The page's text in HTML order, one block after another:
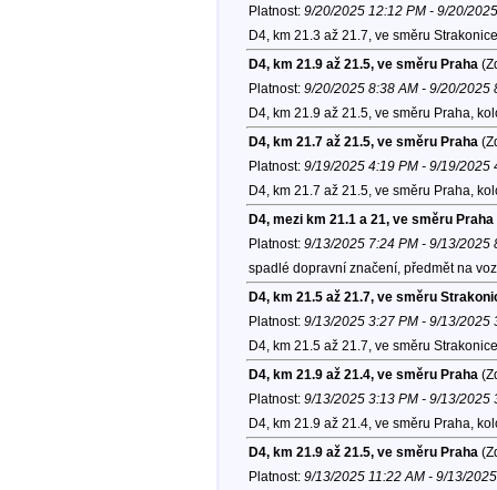
Platnost: 9/20/2025 12:12 PM - 9/20/
D4, km 21.3 až 21.7, ve směru
D4, km 21.9 až 21.5, ve směru Praha
Platnost: 9/20/2025 8:38 AM - 9/20/2025
D4, km 21.9 až 21.5, ve směru Praha,
D4, km 21.7 až 21.5, ve směru Praha
Platnost: 9/19/2025 4:19 PM - 9/19/2025
D4, km 21.7 až 21.5, ve směru Praha,
D4, mezi km 21.1 a 21, ve směru Praha
Platnost: 9/13/2025 7:24 PM - 9/13/2025
spadlé dopravní značení, předmět na
D4, km 21.5 až 21.7, ve směru
Platnost: 9/13/2025 3:27 PM - 9/13/2025
D4, km 21.5 až 21.7, ve směru
D4, km 21.9 až 21.4, ve směru Praha
Platnost: 9/13/2025 3:13 PM - 9/13/2025
D4, km 21.9 až 21.4, ve směru Praha,
D4, km 21.9 až 21.5, ve směru Praha
Platnost: 9/13/2025 11:22 AM - 9/13/